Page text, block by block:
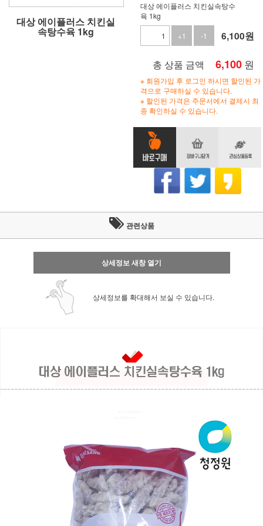
대상 에이플러스 치킨실
속탕수육 1kg
대상 에이플러스 치킨실속탕수
육 1kg
+1
-1 6,100원
총 상품 금액 6,100 원
※ 회원가입 후 로그인 하시면 할인된 가
격으로 구매하실 수 있습니다.
※ 할인된 가격은 주문서에서 결제시 최
종 확인하실 수 있습니다.
관련상품
상세정보 새창 열기
상세정보를 확대해서 보실 수 있습니다.